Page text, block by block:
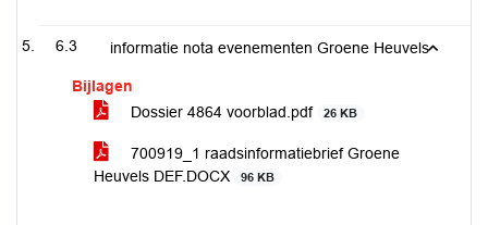
6.3 informatie nota evenementen Groene Heuvels
Bijlagen
Dossier 4864 voorblad.pdf
26 KB
700919_1 raadsinformatiebrief Groene
Heuvels DEF.DOCX
96 KB